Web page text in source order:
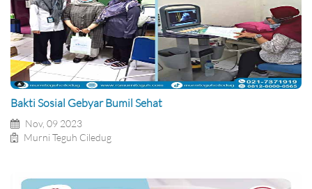
Bakti Sosial Gebyar Bumil Sehat
Nov, 09 2023
Murni Teguh Ciledug